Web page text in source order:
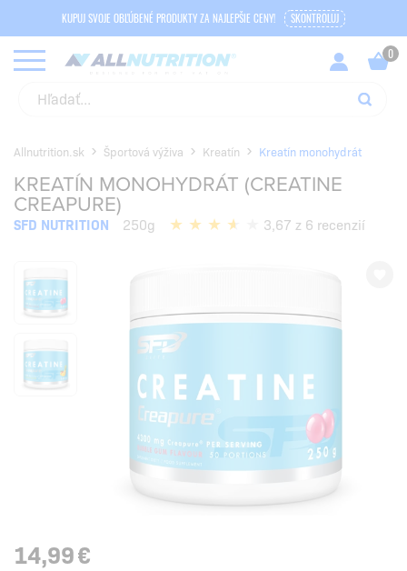
KUPUJ SVOJE OBĽÚBENÉ PRODUKTY ZA NAJLEPŠIE CENY! SKONTROLUJ
Allnutrition.sk Športová výživa Kreatín Kreatín monohydrát
KREATÍN MONOHYDRÁT (CREATINE
CREAPURE)
SFD NUTRITION 250g 3,67 z 6 recenzií
14,99€